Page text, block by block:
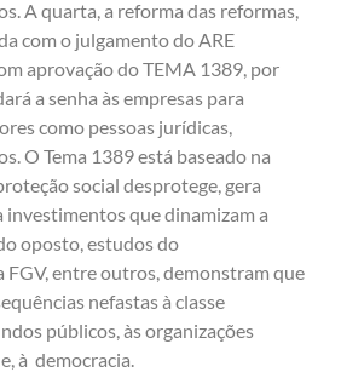
A quarta, a reforma das reformas,
com o julgamento do ARE
aprovação do TEMA 1389, por
a senha às empresas para
como pessoas jurídicas,
O Tema 1389 está baseado na
social desprotege, gera
investimentos que dinamizam a
oposto, estudos do
FGV, entre outros, demonstram que
nefastas à classe
públicos, às organizações
à democracia.